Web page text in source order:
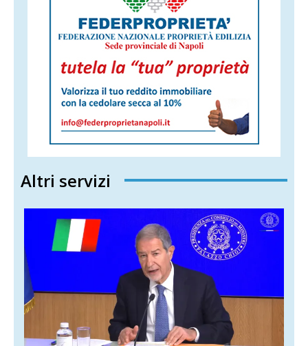
Altri servizi